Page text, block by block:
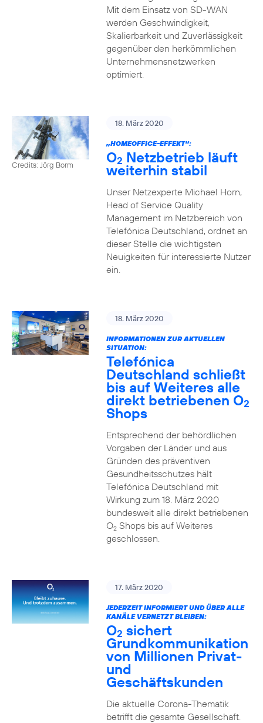
Mit dem Einsatz von SD-WAN
werden Geschwindigkeit,
Skalierbarkeit und Zuverlässigkeit
gegenüber den herkömmlichen
Unternehmensnetzwerken
optimiert.
Credits: Jörg Borm
18. März 2020
„HOMEOFFICE-EFFEKT“:
O2 Netzbetrieb läuft
weiterhin stabil
Unser Netzexperte Michael Horn,
Head of Service Quality
Management im Netzbereich von
Telefónica Deutschland, ordnet an
dieser Stelle die wichtigsten
Neuigkeiten für interessierte Nutzer
ein.
18. März 2020
INFORMATIONEN ZUR AKTUELLEN
SITUATION:
Telefónica
Deutschland schließt
bis auf Weiteres alle
direkt betriebenen O2
Shops
Entsprechend der behördlichen
Vorgaben der Länder und aus
Gründen des präventiven
Gesundheitsschutzes hält
Telefónica Deutschland mit
Wirkung zum 18. März 2020
bundesweit alle direkt betriebenen
O2Shops bis auf Weiteres
geschlossen.
17. März 2020
JEDERZEIT INFORMIERT UND ÜBER ALLE
KANÄLE VERNETZT BLEIBEN:
O2 sichert
Grundkommunikation
von Millionen Privat-
und
Geschäftskunden
Die aktuelle Corona-Thematik
betrifft die gesamte Gesellschaft.